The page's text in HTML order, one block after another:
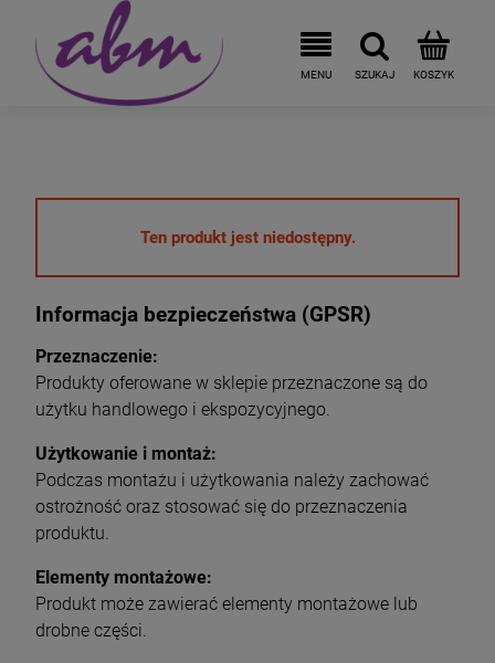
Ten produkt jest niedostępny.
Informacja bezpieczeństwa (GPSR)
Przeznaczenie:
Produkty oferowane w sklepie przeznaczone są do
użytku handlowego i ekspozycyjnego.
Użytkowanie i montaż:
Podczas montażu i użytkowania należy zachować
ostrożność oraz stosować się do przeznaczenia
produktu.
Elementy montażowe:
Produkt może zawierać elementy montażowe lub
drobne części.